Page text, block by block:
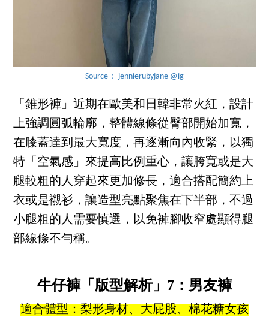
Source： jennierubyjane @ig
「錐形褲」近期在歐美和日韓非常火紅，設計
上強調圓弧輪廓，整體線條從臀部開始加寬，
在膝蓋達到最大寬度，再逐漸向內收緊，以獨
特「空氣感」來提高比例重心，讓胯寬或是大
腿較粗的人穿起來更加修長，適合搭配簡約上
衣或是襯衫，讓造型亮點聚焦在下半部，不過
小腿粗的人需要慎選，以免褲腳收窄處顯得腿
部線條不勻稱。
牛仔褲「版型解析」7：男友褲
適合體型：梨形身材、大屁股、棉花糖女孩